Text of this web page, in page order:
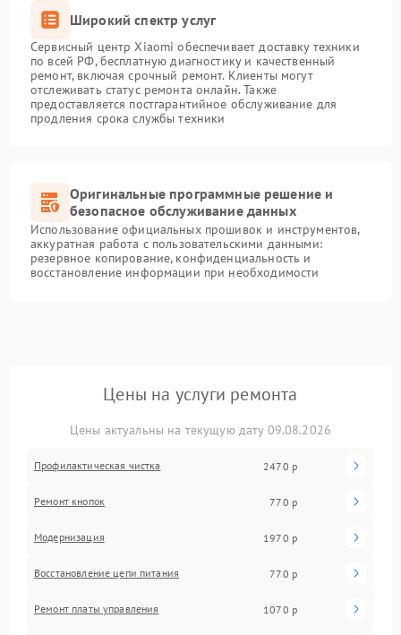
Широкий спектр услуг
Сервисный центр Xiaomi обеспечивает доставку техники
по всей РФ, бесплатную диагностику и качественный
ремонт, включая срочный ремонт. Клиенты могут
отслеживать статус ремонта онлайн. Также
предоставляется постгарантийное обслуживание для
продления срока службы техники
Оригинальные программные решение и
безопасное обслуживание данных
Использование официальных прошивок и инструментов,
аккуратная работа с пользовательскими данными:
резервное копирование, конфиденциальность и
восстановление информации при необходимости
Цены на услуги ремонта
Цены актуальны на текущую дату 09.08.2026
Профилактическая чистка 2470 р
Ремонт кнопок 770 р
Модернизация 1970 р
Восстановление цепи питания 770 р
Ремонт платы управления 1070 р